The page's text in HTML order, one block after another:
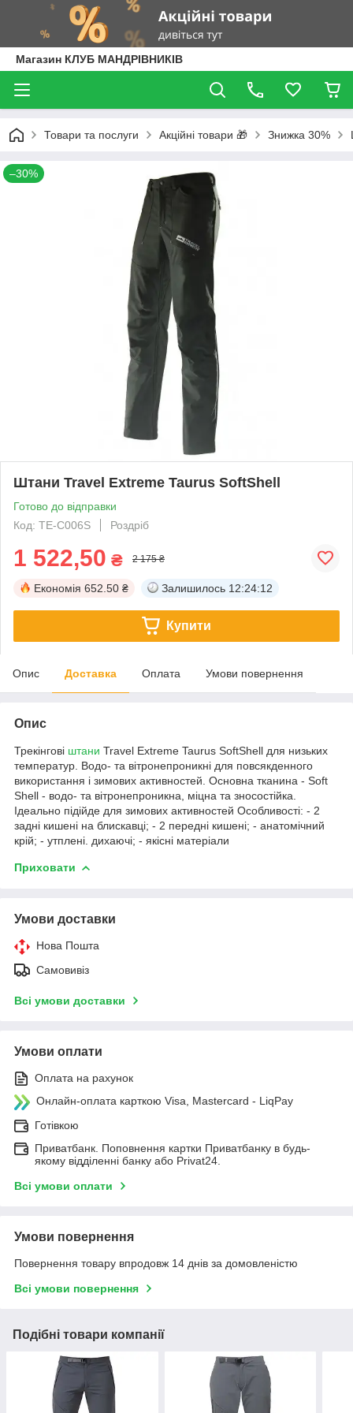
Магазин КЛУБ МАНДРІВНИКІВ
Товари та послуги Акційні товари 🎁 Знижка 30%
–30%
Штани Travel Extreme Taurus SoftShell
Готово до відправки
Код: TE-C006S
Роздріб
1 522,50 ₴ 2 175 ₴
Економія 652.50 ₴ Залишилось 12:24:12
Купити
Опис Доставка Оплата Умови повернення
Опис
Трекінгові штани Travel Extreme Taurus SoftShell для низьких
температур. Водо- та вітронепроникні для повсякденного
використання і зимових активностей. Основна тканина - Soft
Shell - водо- та вітронепроникна, міцна та зносостійка.
Ідеально підійде для зимових активностей Особливості: - 2
задні кишені на блискавці; - 2 передні кишені; - анатомічний
крій; - утплені. дихаючі; - якісні матеріали
Приховати
Умови доставки
Нова Пошта
Самовивіз
Всі умови доставки
Умови оплати
Оплата на рахунок
Онлайн-оплата карткою Visa, Mastercard - LiqPay
Готівкою
Приватбанк. Поповнення картки Приватбанку в будь-
якому відділенні банку або Privat24.
Всі умови оплати
Умови повернення
Повернення товару впродовж 14 днів за домовленістю
Всі умови повернення
Подібні товари компанії